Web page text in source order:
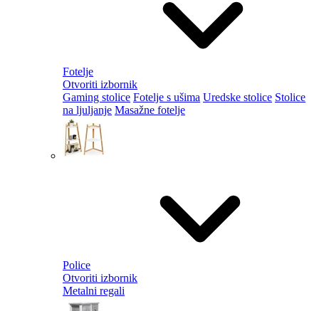
Fotelje
Otvoriti izbornik
Gaming stolice Fotelje s ušima Uredske stolice Stolice
na ljuljanje Masažne fotelje
Police
Otvoriti izbornik
Metalni regali